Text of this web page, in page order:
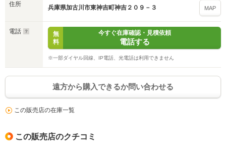
住所 兵庫県加古川市東神吉町神吉２０９－３ MAP
電話
無
料
今すぐ在庫確認・見積依頼
電話する
※一部ダイヤル回線、IP電話、光電話は利用できません
遠方から購入できるか問い合わせる
この販売店の在庫一覧
この販売店のクチコミ